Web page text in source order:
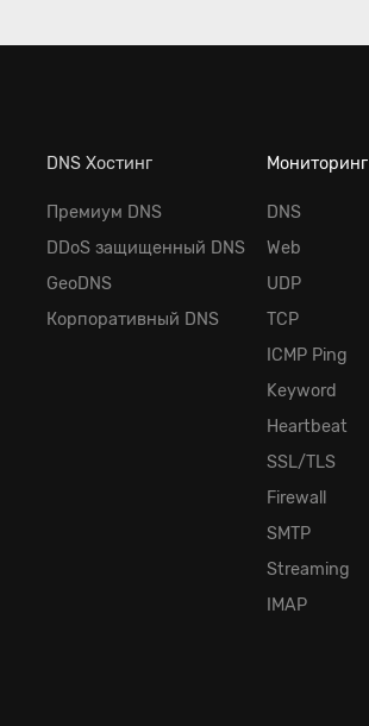
DNS Хостинг
Премиум DNS
DDoS защищенный DNS
GeoDNS
Корпоративный DNS
Мониторинг
DNS
Web
UDP
TCP
ICMP Ping
Keyword
Heartbeat
SSL/TLS
Firewall
SMTP
Streaming
IMAP